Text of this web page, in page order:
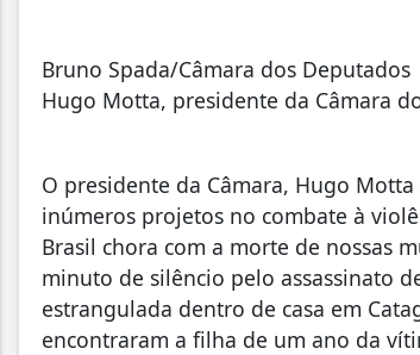
Bruno Spada/Câmara dos Deputados
Hugo Motta, presidente da Câmara
O presidente da Câmara, Hugo
inúmeros projetos no combate à
Brasil chora com a morte de nossas
minuto de silêncio pelo assassinato
estrangulada dentro de casa em
encontraram a filha de um ano da